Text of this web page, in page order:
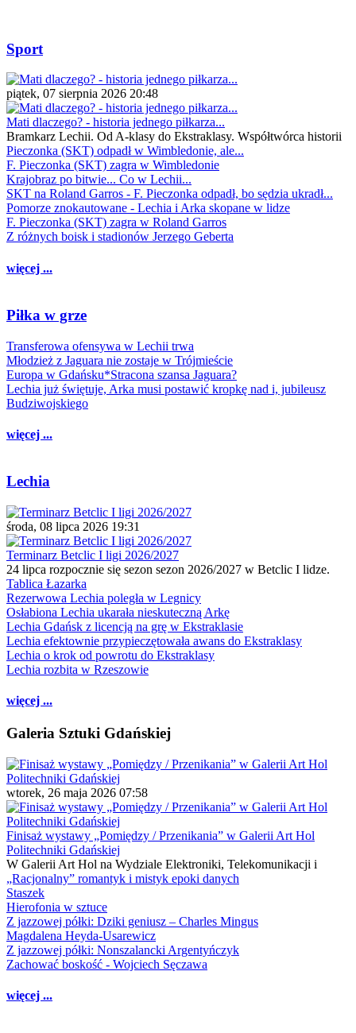
Sport
piątek, 07 sierpnia 2026 20:48
Mati dlaczego? - historia jednego piłkarza...
Bramkarz Lechii. Od A-klasy do Ekstraklasy. Współtwórca historii
Pieczonka (SKT) odpadł w Wimbledonie, ale...
F. Pieczonka (SKT) zagra w Wimbledonie
Krajobraz po bitwie... Co w Lechii...
SKT na Roland Garros - F. Pieczonka odpadł, bo sędzia ukradł...
Pomorze znokautowane - Lechia i Arka skopane w lidze
F. Pieczonka (SKT) zagra w Roland Garros
Z różnych boisk i stadionów Jerzego Geberta
więcej ...
Piłka w grze
Transferowa ofensywa w Lechii trwa
Młodzież z Jaguara nie zostaje w Trójmieście
Europa w Gdańsku*Stracona szansa Jaguara?
Lechia już świętuje, Arka musi postawić kropkę nad i, jubileusz
Budziwojskiego
więcej ...
Lechia
środa, 08 lipca 2026 19:31
Terminarz Betclic I ligi 2026/2027
24 lipca rozpocznie się sezon sezon 2026/2027 w Betclic I lidze.
Tablica Łazarka
Rezerwowa Lechia poległa w Legnicy
Osłabiona Lechia ukarała nieskuteczną Arkę
Lechia Gdańsk z licencją na grę w Ekstraklasie
Lechia efektownie przypieczętowała awans do Ekstraklasy
Lechia o krok od powrotu do Ekstraklasy
Lechia rozbita w Rzeszowie
więcej ...
Galeria Sztuki Gdańskiej
wtorek, 26 maja 2026 07:58
Finisaż wystawy „Pomiędzy / Przenikania” w Galerii Art Hol
Politechniki Gdańskiej
W Galerii Art Hol na Wydziale Elektroniki, Telekomunikacji i
„Racjonalny” romantyk i mistyk epoki danych
Staszek
Hierofonia w sztuce
Z jazzowej półki: Dziki geniusz – Charles Mingus
Magdalena Heyda-Usarewicz
Z jazzowej półki: Nonszalancki Argentyńczyk
Zachować boskość - Wojciech Sęczawa
więcej ...